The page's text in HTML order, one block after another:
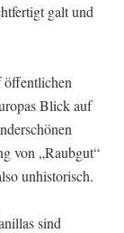
galt und
öffentlichen
Blick auf
von „Raubgut“
unhistorisch.
sind